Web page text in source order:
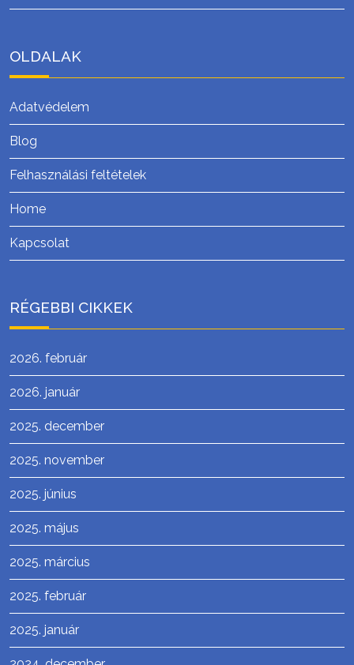
OLDALAK
Adatvédelem
Blog
Felhasználási feltételek
Home
Kapcsolat
RÉGEBBI CIKKEK
2026. február
2026. január
2025. december
2025. november
2025. június
2025. május
2025. március
2025. február
2025. január